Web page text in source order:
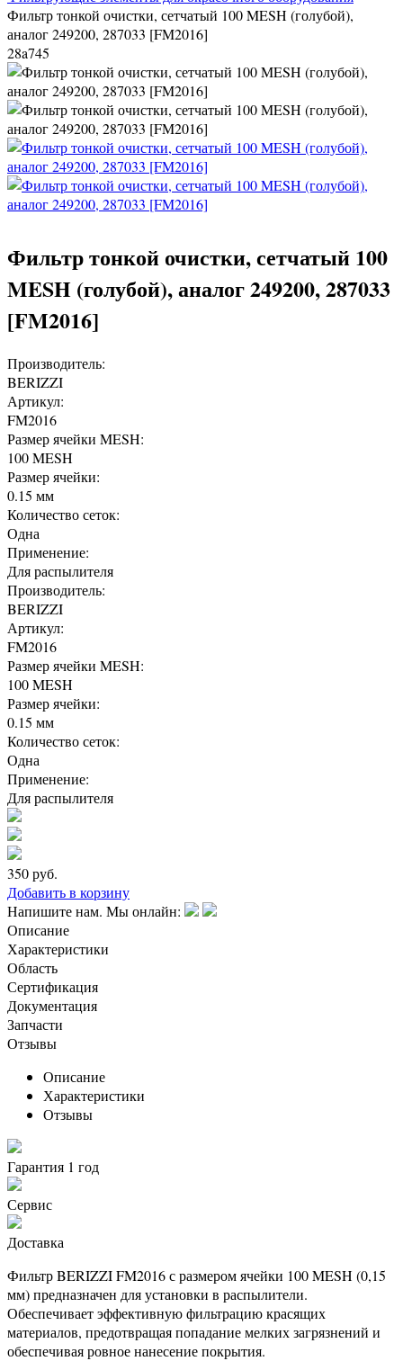
Фильтр тонкой очистки, сетчатый 100 MESH (голубой),
аналог 249200, 287033 [FM2016]
28a745
Фильтр тонкой очистки, сетчатый 100
MESH (голубой), аналог 249200, 287033
[FM2016]
Производитель:
BERIZZI
Артикул:
FM2016
Размер ячейки MESH:
100 MESH
Размер ячейки:
0.15 мм
Количество сеток:
Одна
Применение:
Для распылителя
Производитель:
BERIZZI
Артикул:
FM2016
Размер ячейки MESH:
100 MESH
Размер ячейки:
0.15 мм
Количество сеток:
Одна
Применение:
Для распылителя
350руб.
Добавить в корзину
Напишите нам. Мы онлайн:
Описание
Характеристики
Область
Сертификация
Документация
Запчасти
Отзывы
Описание
Характеристики
Отзывы
Гарантия 1 год
Сервис
Доставка
Фильтр BERIZZI FM2016 с размером ячейки 100 MESH (0,15
мм) предназначен для установки в распылители.
Обеспечивает эффективную фильтрацию красящих
материалов, предотвращая попадание мелких загрязнений и
обеспечивая ровное нанесение покрытия.